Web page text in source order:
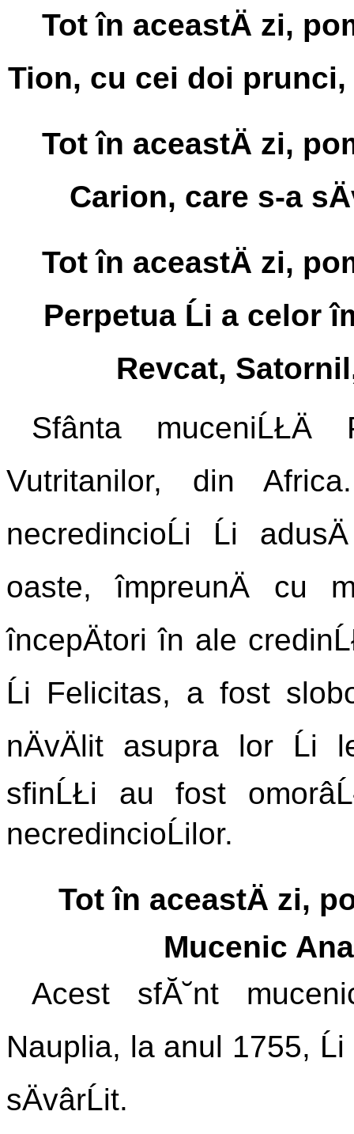
Tot în aceastÄ zi,
Tion, cu cei doi prunci,
Tot în aceastÄ zi,
Carion, care s-a
Tot în aceastÄ zi,
Perpetua Ĺi a celor
Revcat,
Sfânta
Vutritanilor, din
necredincioĹi Ĺi
oaste, împreunÄ cu
începÄtori în ale
Ĺi Felicitas, a fost
nÄvÄlit asupra lor Ĺi
sfinĹŁi au fost
necredincioĹilor.
Tot în aceastÄ zi,
Mucenic
Acest sfĂ˘nt
Nauplia, la anul 1755, Ĺi
sÄvârĹit.